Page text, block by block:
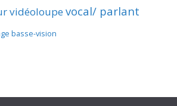
vidéoloupevocal/ parlant
basse-vision